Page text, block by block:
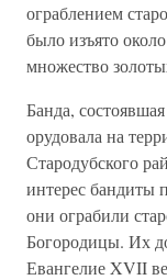
ограблением
было изъято
множество
Банда,
орудовала на
Стародубского
интерес бандиты
они ограбили
Богородицы. Их
Евангелие XVII